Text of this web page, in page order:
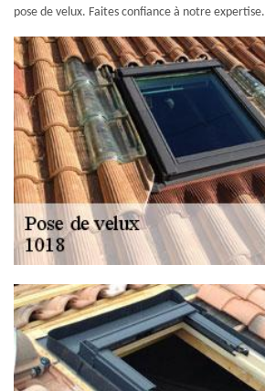
pose de velux. Faites confiance à notre expertise.